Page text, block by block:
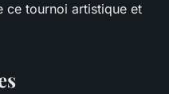
ce tournoi artistique et